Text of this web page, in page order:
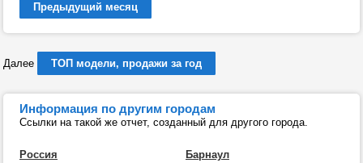
Предыдущий месяц
Далее ТОП модели, продажи за год
Информация по другим городам
Ссылки на такой же отчет, созданный для другого города.
Россия Барнаул